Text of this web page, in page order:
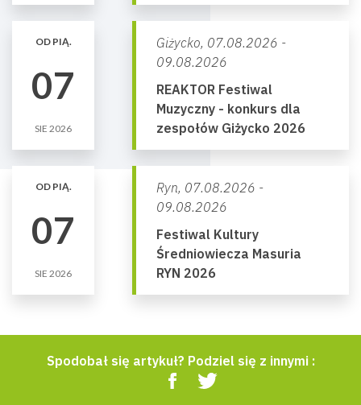
OD PIĄ.
07
SIE 2026
Giżycko, 07.08.2026 -
09.08.2026
REAKTOR Festiwal
Muzyczny - konkurs dla
zespołów Giżycko 2026
OD PIĄ.
07
SIE 2026
Ryn, 07.08.2026 -
09.08.2026
Festiwal Kultury
Średniowiecza Masuria
RYN 2026
Spodobał się artykuł? Podziel się z innymi :